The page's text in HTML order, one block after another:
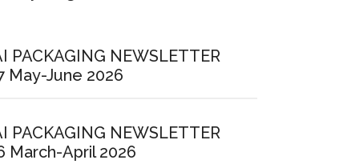
PACKAGING NEWSLETTER
May-June 2026
PACKAGING NEWSLETTER
March-April 2026